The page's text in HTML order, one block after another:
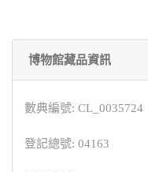
博物館藏品資訊
數典編號: CL_0035724
登記總號: 04163